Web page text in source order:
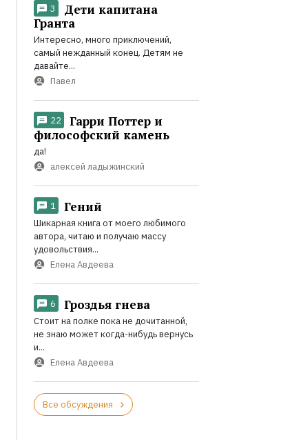
3
Дети капитана
Гранта
Интересно, много приключений,
самый нежданный конец. Детям не
давайте...
Павел
22
Гарри Поттер и
философский камень
да!
алексей ладыжинский
1 Гений
Шикарная книга от моего любимого
автора, читаю и получаю массу
удовольствия...
Елена Авдеева
6 Гроздья гнева
Стоит на полке пока не дочитанной,
не знаю может когда-нибудь вернусь
и...
Елена Авдеева
Все обсуждения